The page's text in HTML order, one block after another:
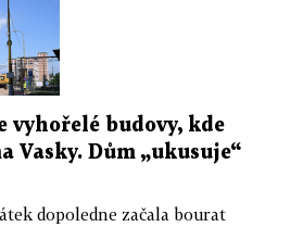
vyhořelé budovy, kde
Vasky. Dům „ukusuje“
dopoledne začala bourat